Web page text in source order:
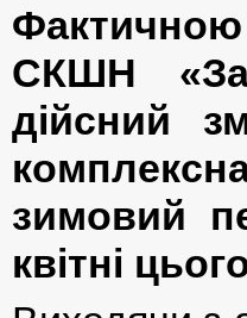
СКШН
дійсний
зимовий
квітні